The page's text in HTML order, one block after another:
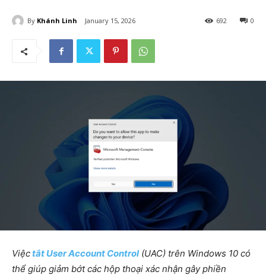
By Khánh Linh January 15, 2026 0
692
Việc tắt User Account Control(UAC) trên Windows 10 có
thể giúp giảm bớt các hộp thoại xác nhận gây phiền